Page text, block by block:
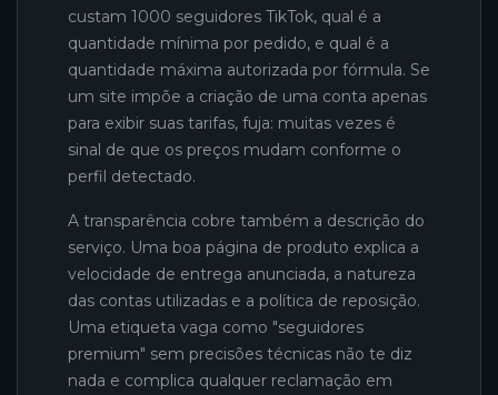
custam 1000 seguidores TikTok, qual é a
quantidade mínima por pedido, e qual é a
quantidade máxima autorizada por fórmula. Se
um site impõe a criação de uma conta apenas
para exibir suas tarifas, fuja: muitas vezes é
sinal de que os preços mudam conforme o
perfil detectado.
A transparência cobre também a descrição do
serviço. Uma boa página de produto explica a
velocidade de entrega anunciada, a natureza
das contas utilizadas e a política de reposição.
Uma etiqueta vaga como "seguidores
premium" sem precisões técnicas não te diz
nada e complica qualquer reclamação em